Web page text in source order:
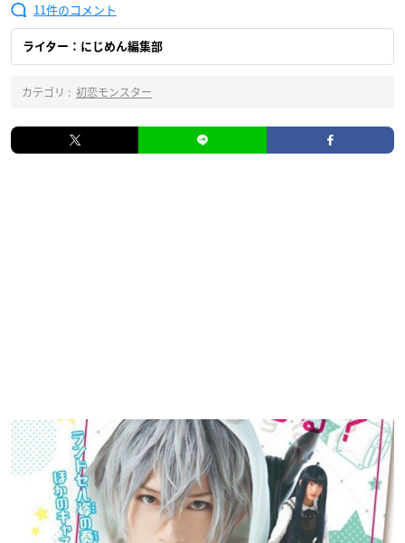
11
ライター：にじめん編集部
カテゴリ : 初恋モンスター